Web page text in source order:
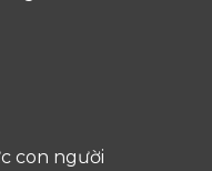
con người